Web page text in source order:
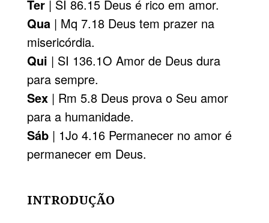
Ter | SI 86.15 Deus é rico em amor.
Qua | Mq 7.18 Deus tem prazer na
misericórdia.
Qui | SI 136.1O Amor de Deus dura
para sempre.
Sex | Rm 5.8 Deus prova o Seu amor
para a humanidade.
Sáb | 1Jo 4.16 Permanecer no amor é
permanecer em Deus.
INTRODUÇÃO